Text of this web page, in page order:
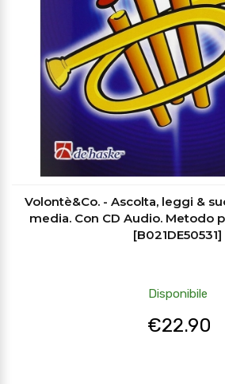
Volontè&Co. - Ascolta, leggi &
media. Con CD Audio. Metodo
[B021DE50531]
Disponibile
€22.90